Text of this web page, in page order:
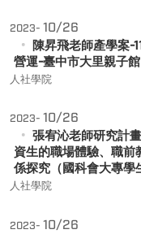
2023- 10/26
陳昇飛老師產學案-
營運-臺中市大里親子館
人社學院
2023- 10/26
張宥沁老師研究計
資生的職場體驗、職前
係探究（國科會大專學
人社學院
2023- 10/26